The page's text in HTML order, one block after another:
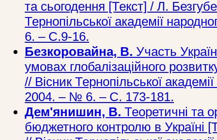
та сьогодення [Текст] / Л.
Тернопільської академії
6. – С.9-16.
Безкоровайна, В. Участь
умовах глобалізаційного
// Вісник Тернопільської
2004. – № 6. – С. 173-181.
Дем'янишин, В. Теоретичні та
бюджетного контролю в